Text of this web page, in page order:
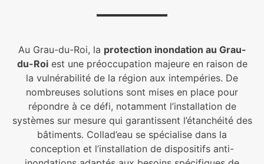
Au Grau-du-Roi, la protection inondation au Grau-
du-Roiest une préoccupation majeure en raison de
la vulnérabilité de la région aux intempéries. De
nombreuses solutions sont mises en place pour
répondre à ce défi, notamment l’installation de
systèmes sur mesure qui garantissent l’étanchéité des
bâtiments. Collad’eau se spécialise dans la
conception et l’installation de dispositifs anti-